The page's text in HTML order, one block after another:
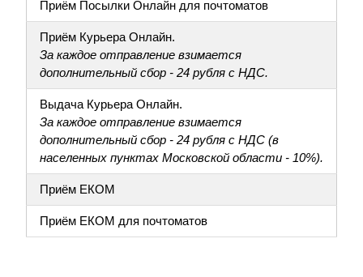
Приём Посылки Онлайн для почтоматов
Приём Курьера Онлайн.
За каждое отправление взимается
дополнительный сбор - 24 рубля с НДС.
Выдача Курьера Онлайн.
За каждое отправление взимается
дополнительный сбор - 24 рубля с НДС (в
населенных пунктах Московской области - 10%).
Приём ЕКОМ
Приём ЕКОМ для почтоматов